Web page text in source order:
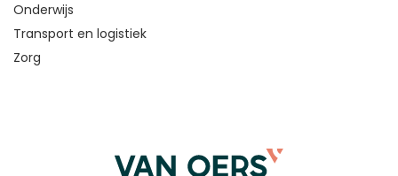
Onderwijs
Transport en logistiek
Zorg